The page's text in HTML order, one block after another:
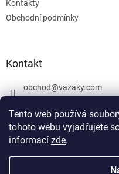
Tento web používá
tohoto webu vyjadřujete
informací zde.
Kontakty
Obchodní podmínky
Kontakt
obchod@vazaky.com